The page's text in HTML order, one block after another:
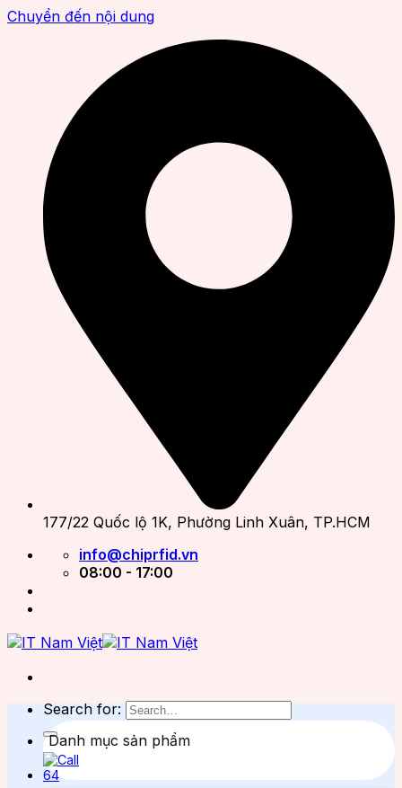
Chuyển đến nội dung
177/22 Quốc lộ 1K, Phường Linh Xuân, TP.HCM
info@chiprfid.vn
08:00 - 17:00
Search for:
Danh mục sản phẩm